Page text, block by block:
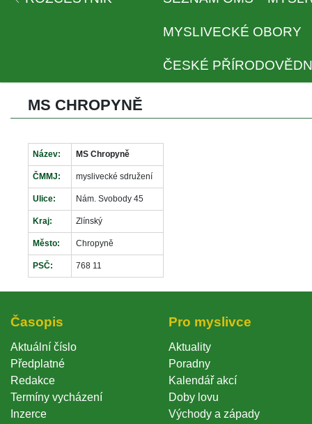
MYSLIVECKÉ OBORY
ČESKÉ
MS CHROPYNĚ
Název: MS Chropyně
ČMMJ: myslivecké sdružení
Ulice: Nám. Svobody 45
Kraj: Zlínský
Město: Chropyně
PSČ: 768 11
Časopi
Aktuální číslo
Předplatné
Redakce
Termíny vycházení
Inzerce
Pro myslivce
Aktuality
Poradny
Kalendář akcí
Doby lovu
Východy a západy